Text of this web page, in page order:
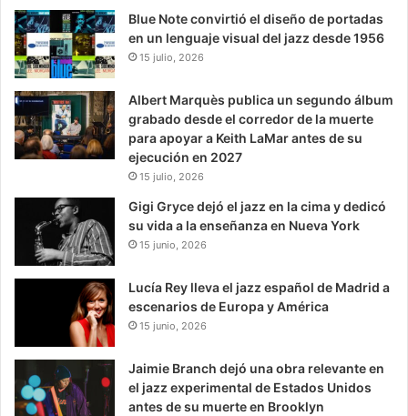
Blue Note convirtió el diseño de portadas
en un lenguaje visual del jazz desde 1956
15 julio, 2026
Albert Marquès publica un segundo álbum
grabado desde el corredor de la muerte
para apoyar a Keith LaMar antes de su
ejecución en 2027
15 julio, 2026
Gigi Gryce dejó el jazz en la cima y dedicó
su vida a la enseñanza en Nueva York
15 junio, 2026
Lucía Rey lleva el jazz español de Madrid a
escenarios de Europa y América
15 junio, 2026
Jaimie Branch dejó una obra relevante en
el jazz experimental de Estados Unidos
antes de su muerte en Brooklyn